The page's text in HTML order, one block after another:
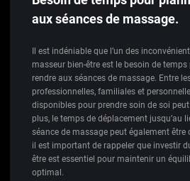
aux séances de massage.
Il est indéniable que l’un des
masseur bien-être est le besoin de
rendre aux séances de massage. Entre
professionnelles, familiales et
disponibles pour prendre soin de soi peut
plus, le temps de déplacement jusqu’au
séance de massage peut également
il est important de rappeler que investir
être est essentiel pour maintenir un
optimal.